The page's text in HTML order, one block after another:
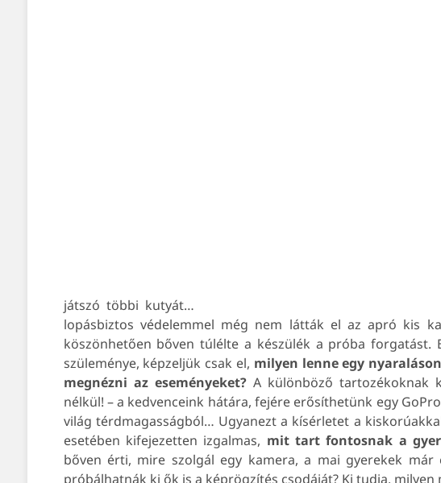
játszó többi kutyát…
lopásbiztos védelemmel még nem látták el az apró kis
köszönhetően bőven túlélte a készülék a próba
szüleménye, képzeljük csak el, milyen lenne egy
megnézni az eseményeket?A különböző tartozékoknak
nélkül! – a kedvenceink hátára, fejére erősíthetünk egy
világ térdmagasságból… Ugyanezt a kísérletet a
esetében kifejezetten izgalmas, mit tart fontosnak a
bőven érti, mire szolgál egy kamera, a mai gyerekek
próbálhatnák ki ők is a képrögzítés csodáját? Ki tudja,